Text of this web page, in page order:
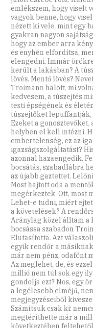
emlékszem, hogy viselt
vagyok benne, hogy
nézett ki vele, mint egy
gyakran nagyon
hogy az ember arra
és enyhén elfordítsa,
elengedni. Immár
került a lakásban? A
lövés. Mentő lövés?
Troimann halott, mi
kedvesem, a túszejtés
testi épségének és
túszejtőket lepuffantják,
Ezeket a
helyben el kell intézni.
embertelenség, ez az
igazságszolgáltatást?
azonnal hazaengedik.
bocsátás, szabadlábra
az újabb gaztettet.
Most hajtott oda a
megérkeztek. Ott, most
Lehet-e tudni, miért
a követelések? A
Aránylag közel álltam a
bocsássa szabadon
Elutasította. Azt
egyik rendőr a
már nem pénz, odafönt
Az meglehet, de, és
millió nem túl sok egy
gondolja ezt? Nos, egy
a legélesebb elméjű,
megjegyzéseiből
Számítsuk csak ki:
megtéríthette már a
következtében